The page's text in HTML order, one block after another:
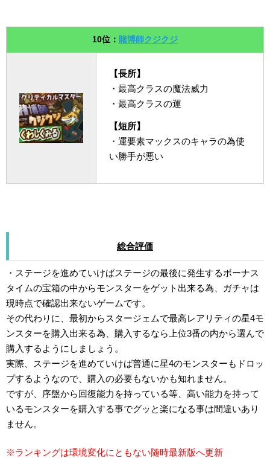
10位： 賭博師クジクジ
【長所】
・最高クラスの魔法威力
・最高クラスの運
【短所】
・運要素マックスのキャラの為使
い勝手が悪い
総合評価
・ステージを進めていけばステージの最後に発生するボーナス
タイムの宝箱の中からモンスターをゲット出来る為、ガチャは
現時点で確認出来ないゲームです。
その代わりに、最初からスタージェムで最高レアリティの星4モ
ンスターを購入出来る為、購入するなら上位3番の内から選んで
購入するようにしましょう。
実際、ステージを進めていけば普通に星4のモンスターもドロッ
プするようなので、購入の必要もないかも知れません。
ですが、序盤から回復能力を持っている等、高い能力を持って
いるモンスターを購入する事でグッと楽になる事は間違いあり
ません。
※ランキングは環境変化にともない随時最新版へ更新